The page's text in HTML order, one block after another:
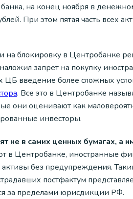
на конец ноября в
При этом пятая часть всех
на блокировку в Центробанке
наложил запрет на покупку
ЦБ введение более сложных
. Все это в Центробанке
они оценивают как
инвесторы.
не в самих ценных бумагах, а
в Центробанке, иностранные
без предупреждения.
постфактум
за пределами юрисдикции РФ.